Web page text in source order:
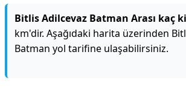
Bitlis Adilcevaz Batman Arası kaç
km'dir. Aşağıdaki harita üzerinden
Batman yol tarifine ulaşabilirsiniz.